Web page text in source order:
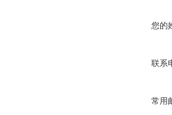
您的
联系
常用